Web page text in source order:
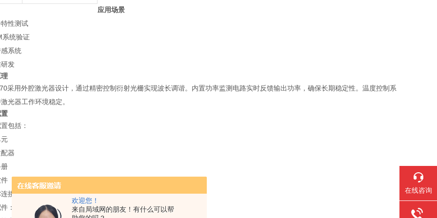
欢迎您！
来自局域网的朋友！有什么可以帮
应用场景
性测试
系统验证
系统
发
采用外腔激光器设计，通过精密控制衍射光栅实现波长调谐。内置功率监测电路实时反馈输出功率，确保长期稳定性。温度控制系
光器工作环境稳定。
包括：
器
接线
：
在线咨询